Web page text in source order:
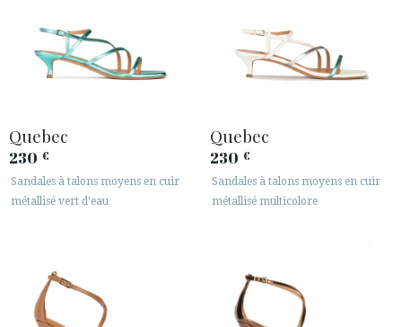
Quebec
230 €
Sandales à talons moyens en cuir
métallisé vert d'eau
Quebec
230 €
Sandales à talons moyens en cuir
métallisé multicolore